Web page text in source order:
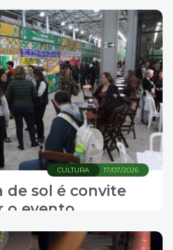
17/07/2026
CULTURA
de sol é convite
o evento